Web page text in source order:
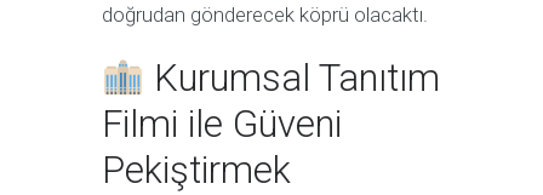
doğrudan gönderecek köprü olacaktı.
Kurumsal Tanıtım
Filmi ile Güveni
Pekiştirmek